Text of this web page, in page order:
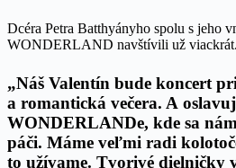
Dcéra Petra Batthyányho spolu s jeho
WONDERLAND navštívili už viackrát.
„Náš Valentín bude koncert
a romantická večera. A
WONDERLANDe, kde sa
páči. Máme veľmi radi
to užívame. Tvorivé dielničky